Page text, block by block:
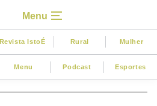
Menu
Revista IstoÉ Rural Mulher
Menu Podcast Esportes